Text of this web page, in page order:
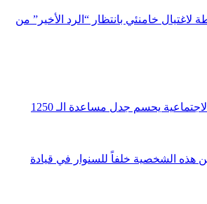
خامنئي بانتظار “الرد الأخير” من
بيان من التنمية الاجتماعية يحسم جدل مساعدة الـ 1250
هذه الشخصية خلفاً للسنوار في قيادة